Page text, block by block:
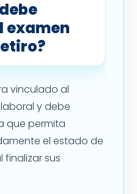
examen
vinculado al
y debe
que permita
el estado de
sus